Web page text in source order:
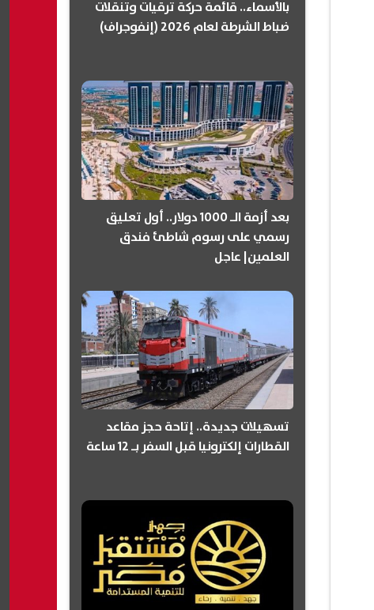
بالأسماء.. قائمة حركة ترقيات وتنقلات
ضباط الشرطة لعام 2026 (إنفوجراف)
بعد أزمة الـ 1000 دولار.. أول تعليق
رسمي على رسوم شاطئ فندق
العلمين| عاجل
تسهيلات جديدة.. إتاحة حجز مقاعد
القطارات إلكترونيا قبل السفر بـ 12 ساعة